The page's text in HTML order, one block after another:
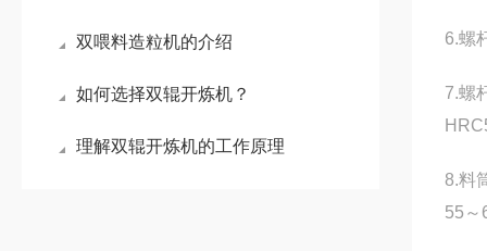
双喂料造粒机的介绍
如何选择双辊开炼机？
理解双辊开炼机的工作原理
6.螺
7.螺
8.料
55～